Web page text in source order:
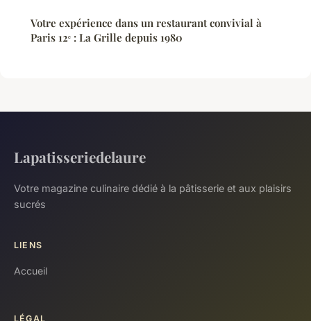
Votre expérience dans un restaurant convivial à
Paris 12ᵉ : La Grille depuis 1980
Lapatisseriedelaure
Votre magazine culinaire dédié à la pâtisserie et aux plaisirs
sucrés
LIENS
Accueil
LÉGAL